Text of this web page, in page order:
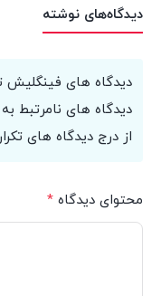
دیدگاه‌های نوشته
دیدگاه های فینگلیش
دیدگاه های نامرتبط
از درج دیدگاه های
محتوای دیدگاه *